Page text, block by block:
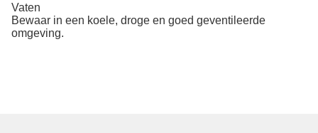
Vaten
Bewaar in een koele, droge en goed geventileerde
omgeving.